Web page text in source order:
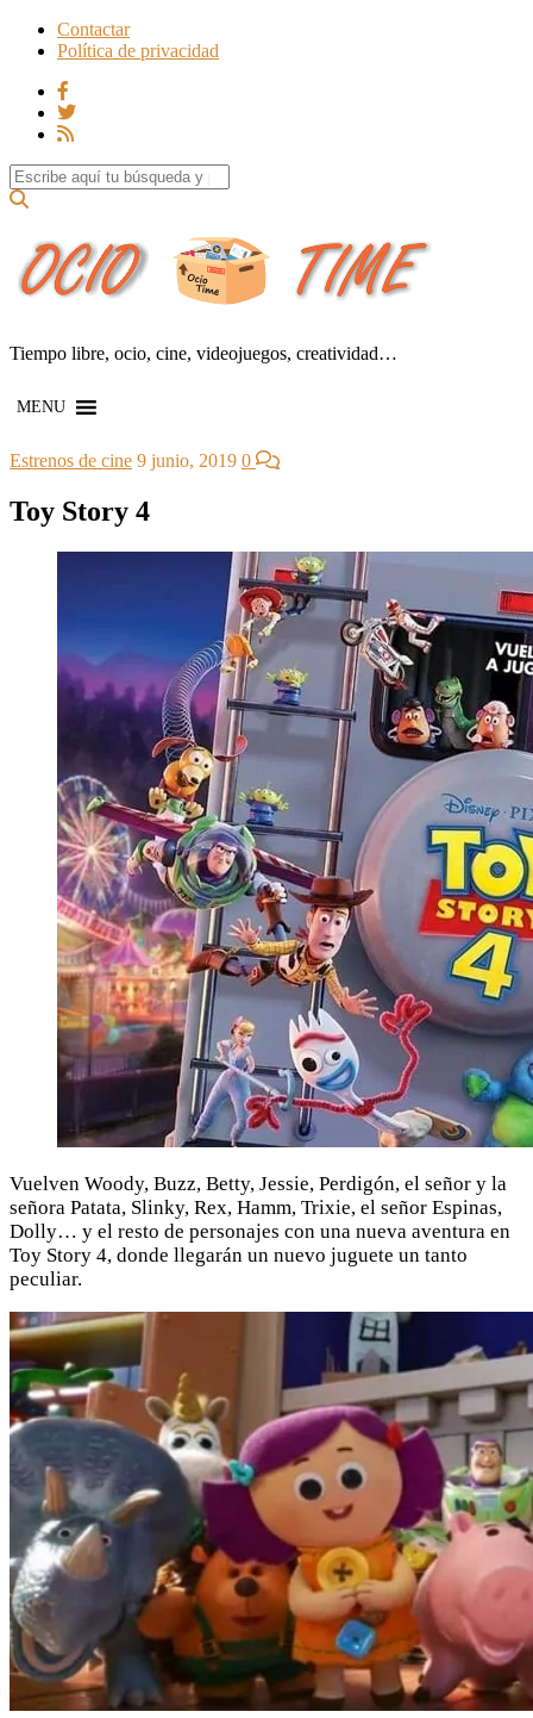
Contactar
Política de privacidad
Search for:
Tiempo libre, ocio, cine, videojuegos, creatividad…
MENU
Estrenos de cine 9 junio, 2019 0
Toy Story 4
Vuelven Woody, Buzz, Betty, Jessie, Perdigón, el señor y la
señora Patata, Slinky, Rex, Hamm, Trixie, el señor Espinas,
Dolly… y el resto de personajes con una nueva aventura en
Toy Story 4, donde llegarán un nuevo juguete un tanto
peculiar.